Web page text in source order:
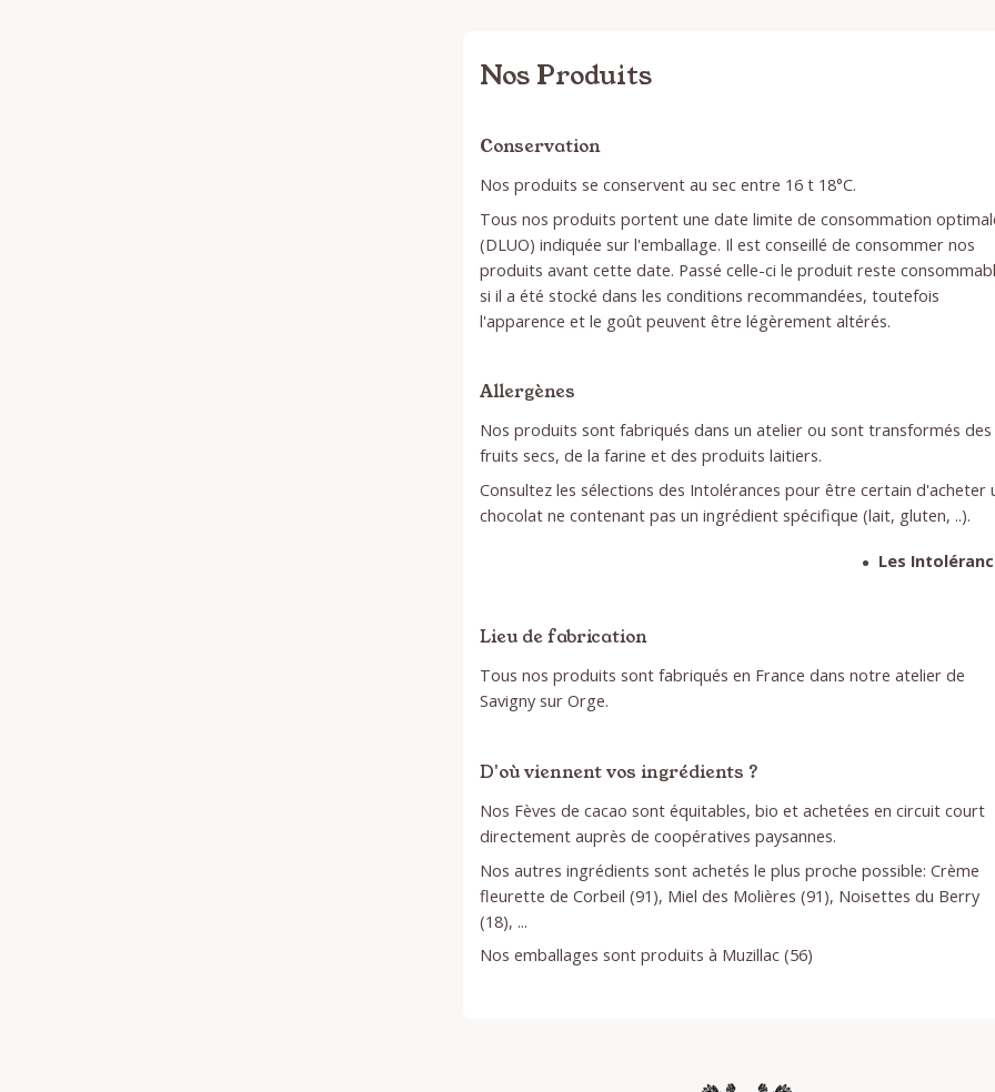
Nos Produits
Conservation
Nos produits se conservent au sec entre 16 t 18°C.
Tous nos produits portent une date limite de consommation
(DLUO) indiquée sur l'emballage. Il est conseillé de consommer nos
produits avant cette date. Passé celle-ci le produit reste
si il a été stocké dans les conditions recommandées, toutefois
l'apparence et le goût peuvent être légèrement altérés.
Allergènes
Nos produits sont fabriqués dans un atelier ou sont transformés des
fruits secs, de la farine et des produits laitiers.
Consultez les sélections des Intolérances pour être certain d'acheter
chocolat ne contenant pas un ingrédient spécifique (lait, gluten, ..).
Les
Lieu de fabrication
Tous nos produits sont fabriqués en France dans notre atelier de
Savigny sur Orge.
D'où viennent vos ingrédients ?
Nos Fèves de cacao sont équitables, bio et achetées en circuit court
directement auprès de coopératives paysannes.
Nos autres ingrédients sont achetés le plus proche possible: Crème
fleurette de Corbeil (91), Miel des Molières (91), Noisettes du Berry
(18), ...
Nos emballages sont produits à Muzillac (56)